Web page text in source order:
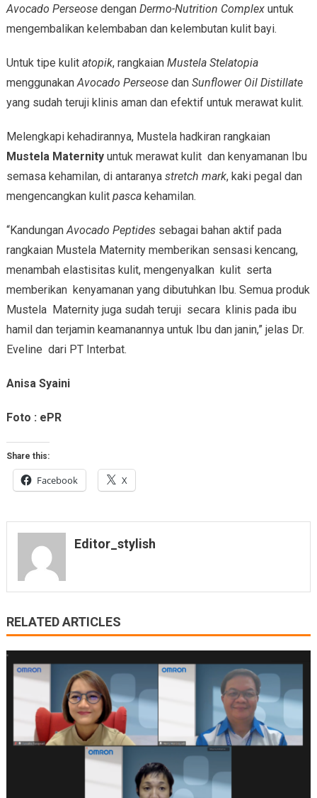
Avocado Perseosedengan Dermo-Nutrition Complexuntuk
mengembalikan kelembaban dan kelembutan kulit bayi.
Untuk tipe kulitatopik, rangkaian Mustela Stelatopia
menggunakanAvocado Perseosedan Sunflower Oil Distillate
yang sudah teruji klinis aman dan efektif untuk merawat kulit.
Melengkapi kehadirannya, Mustela hadkiran rangkaian
Mustela Maternity untuk merawat kulit dan kenyamanan Ibu
semasa kehamilan, di antaranya stretch mark, kaki pegal dan
mengencangkan kulit pascakehamilan.
“KandunganAvocado Peptidessebagai bahan aktif pada
rangkaian Mustela Maternity memberikan sensasi kencang,
menambah elastisitas kulit, mengenyalkan kulit serta
memberikan kenyamanan yang dibutuhkan Ibu. Semua produk
Mustela Maternity juga sudah teruji secara klinis pada ibu
hamil dan terjamin keamanannya untuk Ibu dan janin,” jelas Dr.
Eveline dari PT Interbat.
Anisa Syaini
Foto : ePR
Share this:
Facebook X
Editor_stylish
RELATED ARTICLES